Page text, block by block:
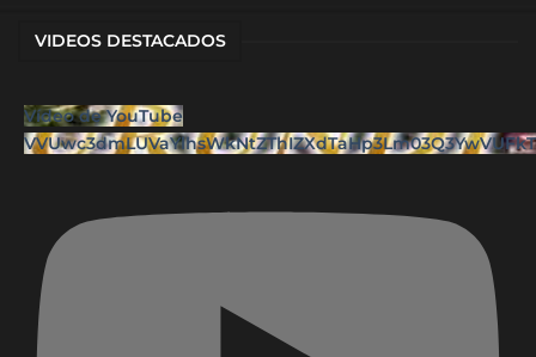
VIDEOS DESTACADOS
Vídeo de YouTube